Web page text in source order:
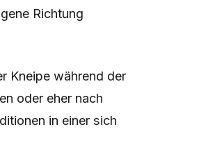
Richtung
Kneipe während der
oder eher nach
in einer sich